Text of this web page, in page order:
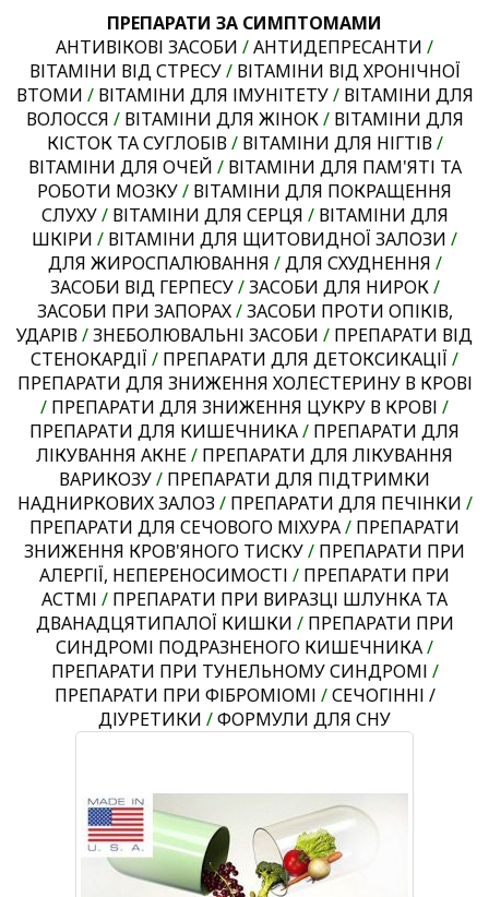
ПРЕПАРАТИ ЗА СИМПТОМАМИ
АНТИВІКОВІ ЗАСОБИ /АНТИДЕПРЕСАНТИ /
ВІТАМІНИ ВІД СТРЕСУ/ ВІТАМІНИ ВІД ХРОНІЧНОЇ
ВТОМИ / ВІТАМІНИ ДЛЯ ІМУНІТЕТУ/ ВІТАМІНИ ДЛЯ
ВОЛОССЯ / ВІТАМІНИ ДЛЯ ЖІНОК/ ВІТАМІНИ ДЛЯ
КІСТОК ТА СУГЛОБІВ/ ВІТАМІНИ ДЛЯ НІГТІВ/
ВІТАМІНИ ДЛЯ ОЧЕЙ / ВІТАМІНИ ДЛЯ ПАМ'ЯТІ ТА
РОБОТИ МОЗКУ/ ВІТАМІНИ ДЛЯ ПОКРАЩЕННЯ
СЛУХУ/ ВІТАМІНИ ДЛЯ СЕРЦЯ / ВІТАМІНИ ДЛЯ
ШКІРИ / ВІТАМІНИ ДЛЯ ЩИТОВИДНОЇ ЗАЛОЗИ /
ДЛЯ ЖИРОСПАЛЮВАННЯ /ДЛЯ СХУДНЕННЯ /
ЗАСОБИ ВІД ГЕРПЕСУ/ЗАСОБИ ДЛЯ НИРОК/
ЗАСОБИ ПРИ ЗАПОРАХ/ЗАСОБИ ПРОТИ ОПІКІВ,
УДАРІВ/ЗНЕБОЛЮВАЛЬНІ ЗАСОБИ / ПРЕПАРАТИ ВІД
СТЕНОКАРДІЇ / ПРЕПАРАТИ ДЛЯ ДЕТОКСИКАЦІЇ /
ПРЕПАРАТИ ДЛЯ ЗНИЖЕННЯ ХОЛЕСТЕРИНУ В КРОВІ
/ ПРЕПАРАТИ ДЛЯ ЗНИЖЕННЯ ЦУКРУ В КРОВІ /
ПРЕПАРАТИ ДЛЯ КИШЕЧНИКА/ ПРЕПАРАТИ ДЛЯ
ЛІКУВАННЯ АКНЕ/ ПРЕПАРАТИ ДЛЯ ЛІКУВАННЯ
ВАРИКОЗУ/ ПРЕПАРАТИ ДЛЯ ПІДТРИМКИ
НАДНИРКОВИХ ЗАЛОЗ/ ПРЕПАРАТИ ДЛЯ ПЕЧІНКИ /
ПРЕПАРАТИ ДЛЯ СЕЧОВОГО МІХУРА/ ПРЕПАРАТИ
ЗНИЖЕННЯ КРОВ'ЯНОГО ТИСКУ/ ПРЕПАРАТИ ПРИ
АЛЕРГІЇ, НЕПЕРЕНОСИМОСТІ / ПРЕПАРАТИ ПРИ
АСТМІ / ПРЕПАРАТИ ПРИ ВИРАЗЦІ ШЛУНКА ТА
ДВАНАДЦЯТИПАЛОЇ КИШКИ / ПРЕПАРАТИ ПРИ
СИНДРОМІ ПОДРАЗНЕНОГО КИШЕЧНИКА/
ПРЕПАРАТИ ПРИ ТУНЕЛЬНОМУ СИНДРОМІ /
ПРЕПАРАТИ ПРИ ФІБРОМІОМІ /СЕЧОГІННІ /
ДІУРЕТИКИ /ФОРМУЛИ ДЛЯ СНУ